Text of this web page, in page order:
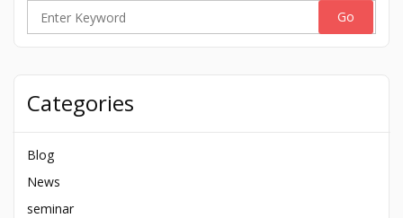
Search
Categories
Blog
News
seminar